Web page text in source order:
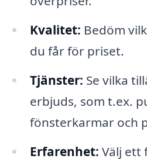
Kvalitet: Bedöm
du får för priset.
Tjänster: Se vilka
erbjuds, som t.ex.
fönsterkarmar och
Erfarenhet: Välj ett